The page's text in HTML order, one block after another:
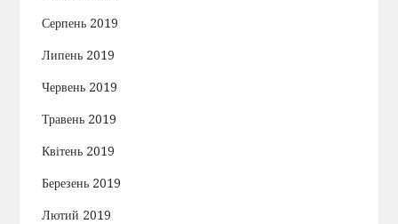
Серпень 2019
Липень 2019
Червень 2019
Травень 2019
Квітень 2019
Березень 2019
Лютий 2019